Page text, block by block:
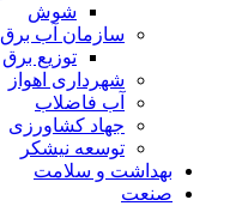
شوش
سازمان آب برق
توزیع برق
شهرداری اهواز
آب فاضلاب
جهاد کشاورزی
توسعه نیشکر
بهداشت و سلامت
صنعت